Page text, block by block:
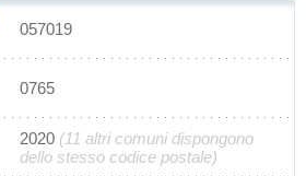
057019
0765
2020 (11 altri comuni dispongono
dello stesso codice postale)